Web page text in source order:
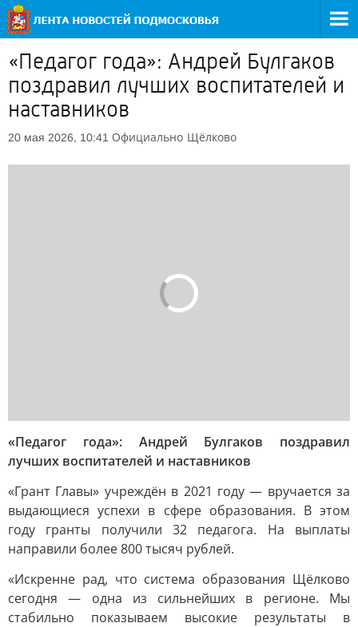
«Педагог года»: Андрей Булгаков
поздравил лучших воспитателей и
наставников
20 мая 2026, 10:41 Официально Щёлково
«Педагог года»: Андрей Булгаков поздравил
лучших воспитателей и наставников
«Грант Главы» учреждён в 2021 году — вручается за
выдающиеся успехи в сфере образования. В этом
году гранты получили 32 педагога. На выплаты
направили более 800 тысяч рублей.
«Искренне рад, что система образования Щёлково
сегодня — одна из сильнейших в регионе. Мы
стабильно показываем высокие результаты в